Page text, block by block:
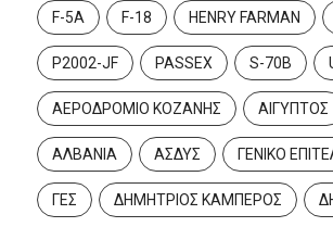
F-5A F-18 HENRY FARMAN
P2002-JF PASSEX S-70B
ΑΕΡΟΔΡΟΜΙΟ ΚΟΖΑΝΗΣ ΑΙΓΥΠΤΟΣ
ΑΛΒΑΝΙΑ ΑΣΔΥΣ ΓΕΝΙΚΟ
ΓΕΣ ΔΗΜΗΤΡΙΟΣ ΚΑΜΠΕΡΟΣ